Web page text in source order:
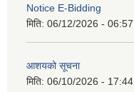
Notice E-Bidding
मिति: 06/12/2026 - 06:57
आशयको सूचना
मिति: 06/10/2026 - 17:44